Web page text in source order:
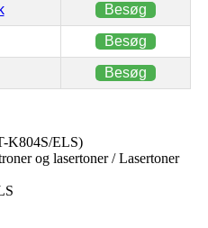
Besøg
Besøg
Besøg
K804S/ELS)
og lasertoner / Lasertoner